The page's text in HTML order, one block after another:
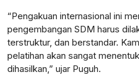
“Pengakuan internasional ini
pengembangan SDM harus
terstruktur, dan berstandar.
pelatihan akan sangat
dihasilkan,” ujar Puguh.